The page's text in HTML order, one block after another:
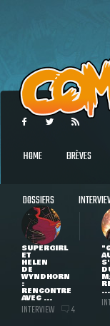
HOME BRÈVES
DOSSIERS
SUPERGIRL
ET
HELEN
DE
WYNDHORN
:
RENCONTRE
AVEC ...
INTERVIEW 4
...